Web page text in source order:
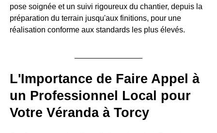
pose soignée et un suivi rigoureux du chantier, depuis la
préparation du terrain jusqu'aux finitions, pour une
réalisation conforme aux standards les plus élevés.
L'Importance de Faire Appel à
un Professionnel Local pour
Votre Véranda à Torcy